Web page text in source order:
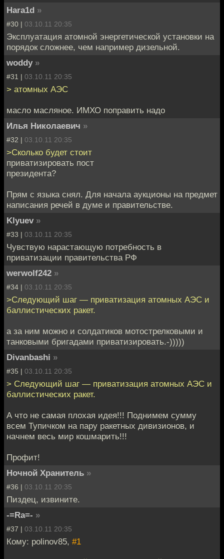
Hara1d »
#30 | 03.10.11 20:35
Эксплуатация атомной энергетической установки на
порядок сложнее, чем например дизельной.
woddy »
#31 | 03.10.11 20:35
> атомных АЭС
масло масляное. ИМХО поправить надо
Илья Николаевич »
#32 | 03.10.11 20:35
>Сколько будет стоит
приватизировать пост
президента?
Прям с языка снял. Для начала аукционы на предмет
написания речей в думе и правительстве.
Klyuev »
#33 | 03.10.11 20:35
Чувствую нарастающую потребность в
приватизации правительства РФ
werwolf242 »
#34 | 03.10.11 20:35
>Следующий шаг — приватизация атомных АЭС и
баллистических ракет.
а за ним можно и солдатиков мотострелковыми и
танковыми бригадами приватизировать.-)))))
Divanbashi »
#35 | 03.10.11 20:35
> Следующий шаг — приватизация атомных АЭС и
баллистических ракет.
А что не самая плохая идея!!! Поднимем сумму
всем Тупичком на пару ракетных дивизионов, и
начнем весь мир кошмарить!!!
Профит!
Ночной Хранитель »
#36 | 03.10.11 20:35
Пиздец, извините.
-=Ra=- »
#37 | 03.10.11 20:35
Кому: polinov85, #1